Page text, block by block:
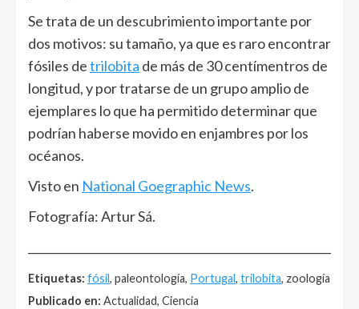
Se trata de un descubrimiento importante por
dos motivos: su tamaño, ya que es raro encontrar
fósiles detrilobita de más de 30 centímentros de
longitud, y por tratarse de un grupo amplio de
ejemplares lo que ha permitido determinar que
podrían haberse movido en enjambres por los
océanos.
Visto en National Goegraphic News.
Fotografía: Artur Sá.
Etiquetas: fósil, paleontología, Portugal, trilobita, zoología
Publicado en: Actualidad, Ciencia